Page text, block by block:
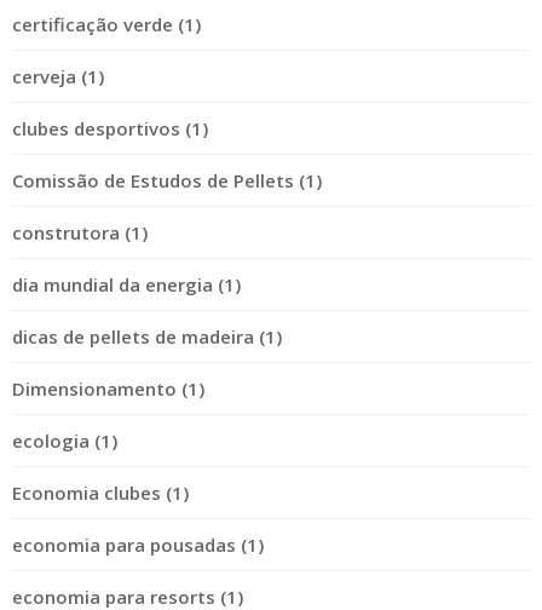
certificação verde (1)
cerveja (1)
clubes desportivos (1)
Comissão de Estudos de Pellets (1)
construtora (1)
dia mundial da energia (1)
dicas de pellets de madeira (1)
Dimensionamento (1)
ecologia (1)
Economia clubes (1)
economia para pousadas (1)
economia para resorts (1)